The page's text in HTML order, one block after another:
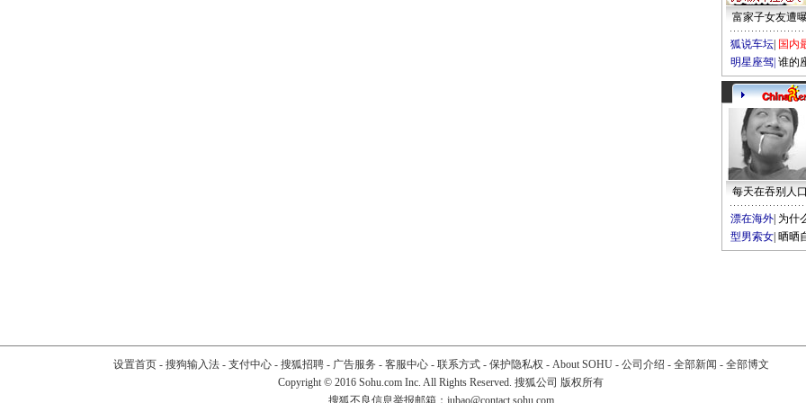
富家子女友遭
狐说车坛 国内
明星座驾 谁的
每天在吞别人
漂在海外 为什
型男索女 晒晒
设置首页- 搜狗输入法- 支付中心- 搜狐招聘- 广告服务 - 客服中心- 联系方式- 保护隐私权 - About SOHU- 公司介绍 - 全部新闻 - 全部博文
Copyright © 2016 Sohu.com Inc. All Rights Reserved. 搜狐公司 版权所有
搜狐不良信息举报邮箱： jubao@contact.sohu.com